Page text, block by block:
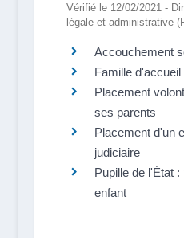
Vérifié le 12/02/2021 -
légale et administrative
Accouchement
Famille d'accueil
Placement
ses parents
Placement d'un
judiciaire
Pupille de l'État
enfant